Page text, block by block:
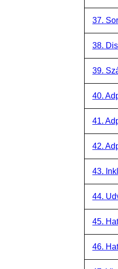
37.
38.
39.
40.
41.
42.
43.
44.
45.
46.